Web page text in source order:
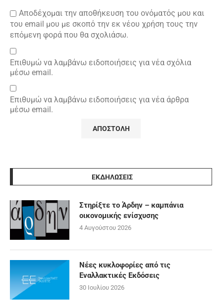
Αποδέχομαι την αποθήκευση του ονόματός μου και
του email μου με σκοπό την εκ νέου χρήση τους την
επόμενη φορά που θα σχολιάσω.
Επιθυμώ να λαμβάνω ειδοποιήσεις για νέα σχόλια
μέσω email.
Επιθυμώ να λαμβάνω ειδοποιήσεις για νέα άρθρα
μέσω email.
ΕΚΔΗΛΩΣΕΙΣ
Στηρίξτε το Άρδην – καμπάνια
οικονομικής ενίσχυσης
4 Αυγούστου 2026
Νέες κυκλοφορίες από τις
Εναλλακτικές Εκδόσεις
30 Ιουλίου 2026